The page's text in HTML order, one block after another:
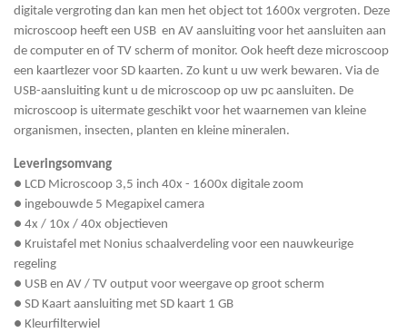
digitale vergroting dan kan men het object tot 1600x vergroten. Deze
microscoop heeft een USB en AV aansluiting voor het aansluiten aan
de computer en of TV scherm of monitor. Ook heeft deze microscoop
een kaartlezer voor SD kaarten. Zo kunt u uw werk bewaren. Via de
USB-aansluiting kunt u de microscoop op uw pc aansluiten. De
microscoop is uitermate geschikt voor het waarnemen van kleine
organismen, insecten, planten en kleine mineralen.
Leveringsomvang
● LCD Microscoop 3,5 inch 40x - 1600x digitale zoom
● ingebouwde 5 Megapixel camera
● 4x / 10x / 40x objectieven
● Kruistafel met Nonius schaalverdeling voor een nauwkeurige
regeling
● USB en AV / TV output voor weergave op groot scherm
● SD Kaart aansluiting met SD kaart 1 GB
● Kleurfilterwiel